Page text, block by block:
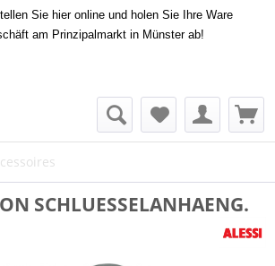
Sie hier online und holen Sie Ihre Ware
am Prinzipalmarkt in Münster ab!
SCHLUESSELANHAENG.